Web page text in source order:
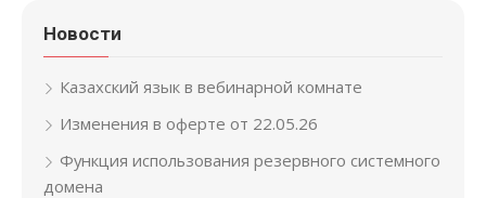
Обратите внимание
Новости
Казахский язык в вебинарной комнате
Изменения в оферте от 22.05.26
Функция использования резервного системного
домена